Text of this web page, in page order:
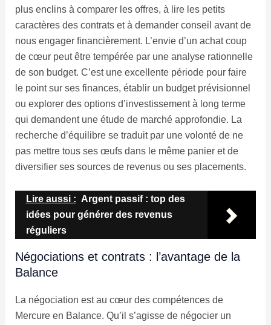
plus enclins à comparer les offres, à lire les petits
caractères des contrats et à demander conseil avant de
nous engager financièrement. L’envie d’un achat coup
de cœur peut être tempérée par une analyse rationnelle
de son budget. C’est une excellente période pour faire
le point sur ses finances, établir un budget prévisionnel
ou explorer des options d’investissement à long terme
qui demandent une étude de marché approfondie. La
recherche d’équilibre se traduit par une volonté de ne
pas mettre tous ses œufs dans le même panier et de
diversifier ses sources de revenus ou ses placements.
Lire aussi : Argent passif : top des
idées pour générer des revenus
réguliers
Négociations et contrats : l’avantage de la
Balance
La négociation est au cœur des compétences de
Mercure en Balance. Qu’il s’agisse de négocier un